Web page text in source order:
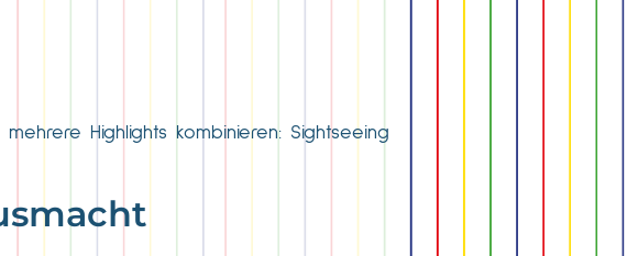
Highlights kombinieren: Sightseeing